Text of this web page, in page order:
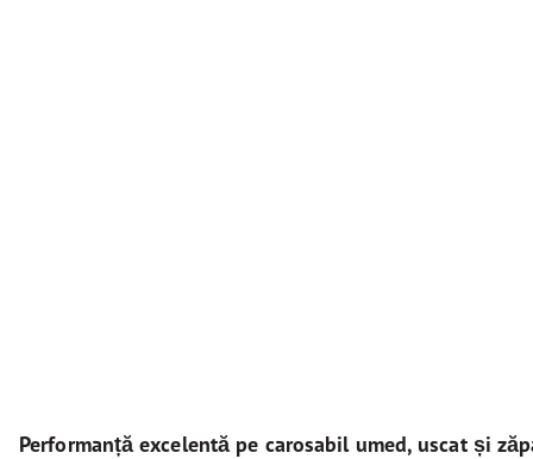
Performanță excelentă pe carosabil umed, uscat și